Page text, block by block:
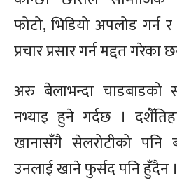
फोटो, भिडियो अपलोड गर्न
प्रचार प्रसार गर्न मद्दत गरेका
अरु बेलाभन्दा चाडबाडको
नभ्याइ हुने गर्दछ ।
खानासँगै सेलरोटीको
उनलाई खाने फुर्सद पनि हुँदैन ।